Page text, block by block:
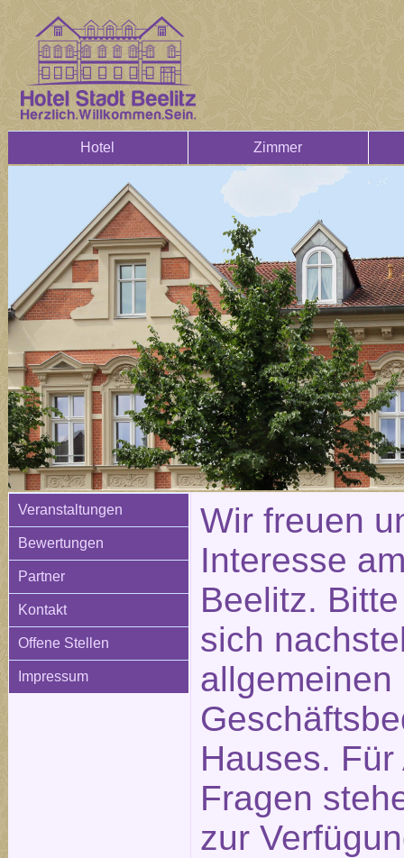
Hotel Zimmer
Veranstaltungen
Bewertungen
Partner
Kontakt
Offene Stellen
Impressum
Wir freuen
Interesse
Beelitz.
sich
allgemeinen
Hauses.
Fragen
zur